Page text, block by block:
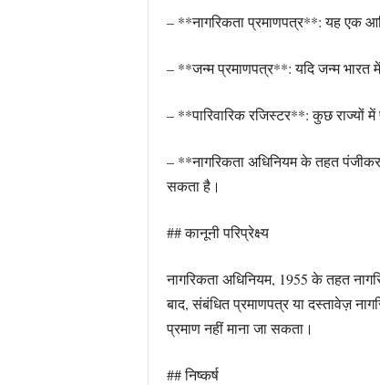
– **नागरिकता प्रमाणपत्र**: यह एक
– **जन्म प्रमाणपत्र**: यदि जन्म भारत
– **पारिवारिक रजिस्टर**: कुछ राज्यों में
– **नागरिकता अधिनियम के तहत
सकता है।
## कानूनी परिप्रेक्ष्य
नागरिकता अधिनियम, 1955 के तहत
बाद, संबंधित प्रमाणपत्र या दस्तावेज़
प्रमाण नहीं माना जा सकता।
## निष्कर्ष